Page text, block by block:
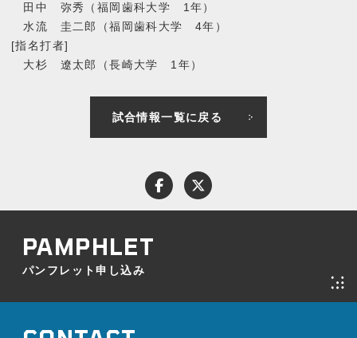
田中 弥秀（福岡歯科大学 1年）
水流 圭二郎（福岡歯科大学 4年）
[指名打者]
大杉 遼太郎（長崎大学 1年）
試合情報一覧に戻る
パンフレット申し込み